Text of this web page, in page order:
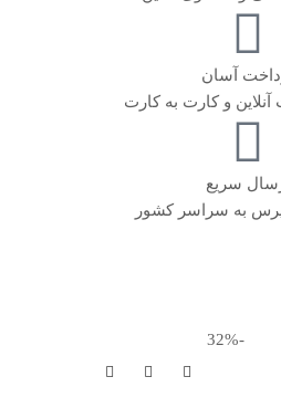
آسان
آنلاین و کارت به کارت
سریع
به سراسر کشور
-32%